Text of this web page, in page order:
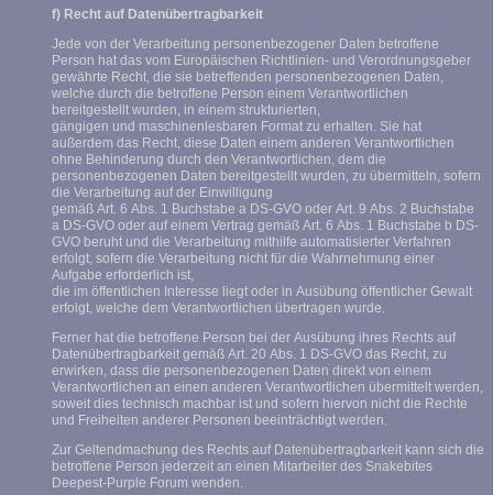
f) Recht auf Datenübertragbarkeit
Jede von der Verarbeitung personenbezogener Daten betroffene
Person hat das vom Europäischen Richtlinien- und Verordnungsgeber
gewährte Recht, die sie betreffenden personenbezogenen Daten,
welche durch die betroffene Person einem Verantwortlichen
bereitgestellt wurden, in einem strukturierten,
gängigen und maschinenlesbaren Format zu erhalten. Sie hat
außerdem das Recht, diese Daten einem anderen Verantwortlichen
ohne Behinderung durch den Verantwortlichen, dem die
personenbezogenen Daten bereitgestellt wurden, zu übermitteln, sofern
die Verarbeitung auf der Einwilligung
gemäß Art. 6 Abs. 1 Buchstabe a DS-GVO oder Art. 9 Abs. 2 Buchstabe
a DS-GVO oder auf einem Vertrag gemäß Art. 6 Abs. 1 Buchstabe b DS-
GVO beruht und die Verarbeitung mithilfe automatisierter Verfahren
erfolgt, sofern die Verarbeitung nicht für die Wahrnehmung einer
Aufgabe erforderlich ist,
die im öffentlichen Interesse liegt oder in Ausübung öffentlicher Gewalt
erfolgt, welche dem Verantwortlichen übertragen wurde.
Ferner hat die betroffene Person bei der Ausübung ihres Rechts auf
Datenübertragbarkeit gemäß Art. 20 Abs. 1 DS-GVO das Recht, zu
erwirken, dass die personenbezogenen Daten direkt von einem
Verantwortlichen an einen anderen Verantwortlichen übermittelt werden,
soweit dies technisch machbar ist und sofern hiervon nicht die Rechte
und Freiheiten anderer Personen beeinträchtigt werden.
Zur Geltendmachung des Rechts auf Datenübertragbarkeit kann sich die
betroffene Person jederzeit an einen Mitarbeiter des Snakebites
Deepest-Purple Forum wenden.